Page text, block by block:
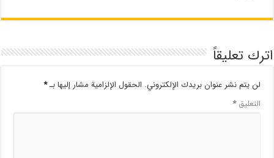
اترك تعليقاً
لن يتم نشر عنوان بريدك الإلكتروني. الحقول الإلزامية مشار إليها بـ*
التعليق*